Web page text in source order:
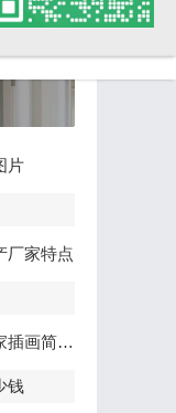
片
厂家特点
可爱手绘
钱